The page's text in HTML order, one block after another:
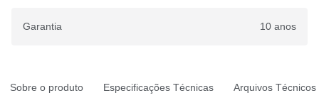
Garantia 10 anos
Sobre o produto Especificações Técnicas Arquivos Técnicos